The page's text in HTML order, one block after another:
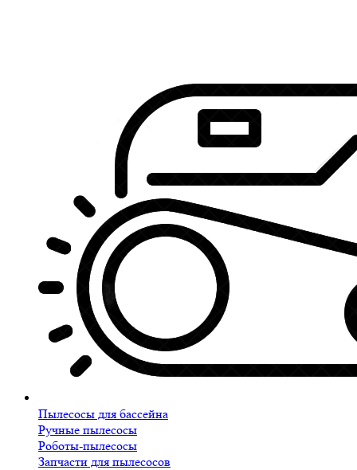
Пылесосы для бассейна
Ручные пылесосы
Роботы-пылесосы
Запчасти для пылесосов